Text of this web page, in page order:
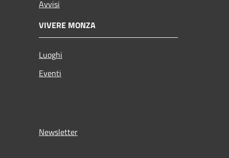
Avvisi
VIVERE MONZA
Luoghi
Eventi
Newsletter